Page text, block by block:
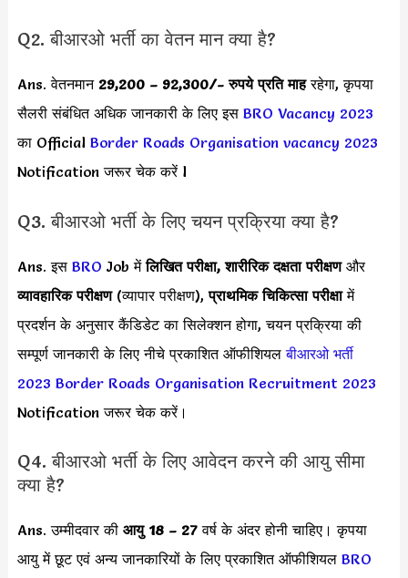
Q2. बीआरओ भर्ती का वेतन मान क्या है?
Ans. वेतनमान 29,200 – 92,300/- रुपये प्रति माहरहेगा, कृपया
सैलरी संबंधित अधिक जानकारी के लिए इस BRO Vacancy 2023
का Official Border Roads Organisation vacancy 2023
Notification जरूर चेक करें l
Q3. बीआरओ भर्ती के लिए चयन प्रक्रिया क्या है?
Ans. इस BRO Job मेंलिखित परीक्षा, शारीरिक दक्षता परीक्षणऔर
व्यावहारिक परीक्षण(व्यापार परीक्षण), प्राथमिक चिकित्सा परीक्षामें
प्रदर्शन के अनुसार कैंडिडेट का सिलेक्शन होगा, चयन प्रक्रिया की
सम्पूर्ण जानकारी के लिए नीचे प्रकाशित ऑफीशियलबीआरओ भर्ती
2023 Border Roads Organisation Recruitment 2023
Notification जरूर चेक करें।
Q4. बीआरओ भर्ती के लिए आवेदन करने की आयु सीमा
क्या है?
Ans. उम्मीदवार की आयु 18 – 27वर्ष के अंदर होनी चाहिए। कृपया
आयु में छूट एवं अन्य जानकारियों के लिए प्रकाशित ऑफीशियल BRO